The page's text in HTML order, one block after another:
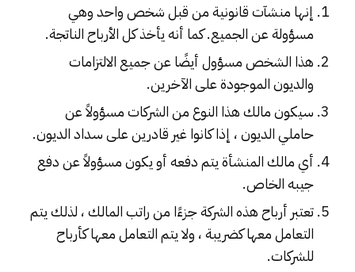
إنها منشآت قانونية من قبل شخص واحد وهي
مسؤولة عن الجميع. كما أنه يأخذ كل الأرباح الناتجة.
هذا الشخص مسؤول أيضًا عن جميع الالتزامات
والديون الموجودة على الآخرين.
سيكون مالك هذا النوع من الشركات مسؤولاً عن
حاملي الديون ، إذا كانوا غير قادرين على سداد الديون.
أي مالك المنشأة يتم دفعه أو يكون مسؤولاً عن دفع
جيبه الخاص.
تعتبر أرباح هذه الشركة جزءًا من راتب المالك ، لذلك يتم
التعامل معها كضريبة ، ولا يتم التعامل معها كأرباح
للشركات.